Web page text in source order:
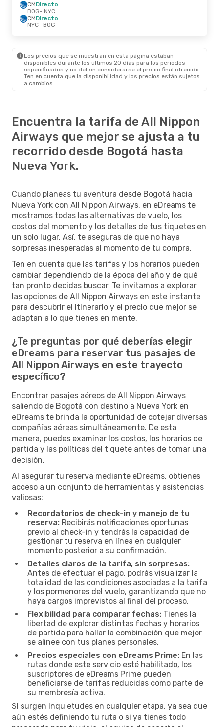
CMDirecto
BOG- NYC
CMDirecto
NYC- BOG
Los precios que se muestran en esta página estaban
disponibles durante los últimos 20 días para los periodos
especificados y no deben considerarse el precio final ofrecido.
Ten en cuenta que la disponibilidad y los precios están sujetos
a cambios.
Encuentra la tarifa de All Nippon
Airways que mejor se ajusta a tu
recorrido desde Bogotá hasta
Nueva York.
Cuando planeas tu aventura desde Bogotá hacia
Nueva York con All Nippon Airways, en eDreams te
mostramos todas las alternativas de vuelo, los
costos del momento y los detalles de tus tiquetes en
un solo lugar. Así, te aseguras de que no haya
sorpresas inesperadas al momento de tu compra.
Ten en cuenta que las tarifas y los horarios pueden
cambiar dependiendo de la época del año y de qué
tan pronto decidas buscar. Te invitamos a explorar
las opciones de All Nippon Airways en este instante
para descubrir el itinerario y el precio que mejor se
adaptan a lo que tienes en mente.
¿Te preguntas por qué deberías elegir
eDreams para reservar tus pasajes de
All Nippon Airways en este trayecto
específico?
Encontrar pasajes aéreos de All Nippon Airways
saliendo de Bogotá con destino a Nueva York en
eDreams te brinda la oportunidad de cotejar diversas
compañías aéreas simultáneamente. De esta
manera, puedes examinar los costos, los horarios de
partida y las políticas del tiquete antes de tomar una
decisión.
Al asegurar tu reserva mediante eDreams, obtienes
acceso a un conjunto de herramientas y asistencias
valiosas:
Recordatorios de check-in y manejo de tu
reserva: Recibirás notificaciones oportunas
previo al check-in y tendrás la capacidad de
gestionar tu reserva en línea en cualquier
momento posterior a su confirmación.
Detalles claros de la tarifa, sin sorpresas:
Antes de efectuar el pago, podrás visualizar la
totalidad de las condiciones asociadas a la tarifa
y los pormenores del vuelo, garantizando que no
haya cargos imprevistos al final del proceso.
Flexibilidad para comparar fechas: Tienes la
libertad de explorar distintas fechas y horarios
de partida para hallar la combinación que mejor
se alinee con tus planes personales.
Precios especiales con eDreams Prime: En las
rutas donde este servicio esté habilitado, los
suscriptores de eDreams Prime pueden
beneficiarse de tarifas reducidas como parte de
su membresía activa.
Si surgen inquietudes en cualquier etapa, ya sea que
aún estés definiendo tu ruta o si ya tienes todo